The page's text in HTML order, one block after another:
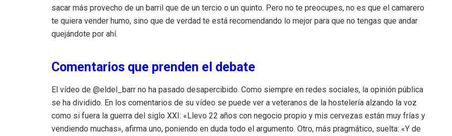
sacar más provecho de un barril que de un tercio o un quinto. Pero no te preocupes, no es que el camarero
te quiera vender humo, sino que de verdad te está recomendando lo mejor para que no tengas que andar
quejándote por ahí.
Comentarios que prenden el debate
El vídeo de @eldel_barr no ha pasado desapercibido. Como siempre en redes sociales, la opinión pública
se ha dividido. En los comentarios de su vídeo se puede ver a veteranos de la hostelería alzando la voz
como si fuera la guerra del siglo XXI: «Llevo 22 años con negocio propio y mis cervezas están muy frías y
vendiendo muchas», afirma uno, poniendo en duda todo el argumento. Otro, más pragmático, suelta: «Y de